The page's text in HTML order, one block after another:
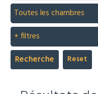
Toutes les chambres
+ filtres
Recherche